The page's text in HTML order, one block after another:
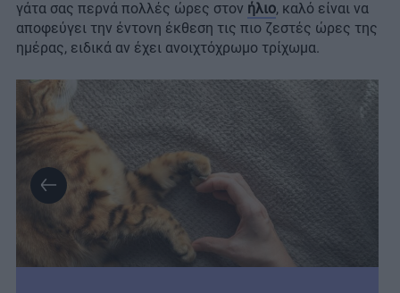
γάτα σας περνά πολλές ώρες στον ήλιο, καλό είναι να
αποφεύγει την έντονη έκθεση τις πιο ζεστές ώρες της
ημέρας, ειδικά αν έχει ανοιχτόχρωμο τρίχωμα.